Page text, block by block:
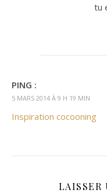
tu
PING :
5 MARS 2014 À 9 H 19 MIN
Inspiration cocooning
LAISSER